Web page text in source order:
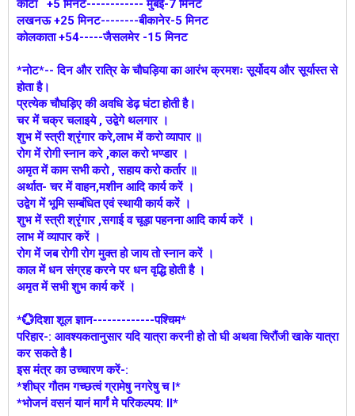
कोटा +5 मिनट------------ मुंबई-7 मिनट
लखनऊ +25 मिनट--------बीकानेर-5 मिनट
कोलकाता +54-----जैसलमेर -15 मिनट
*नोट*-- दिन और रात्रि के चौघड़िया का आरंभ क्रमशः सूर्योदय और सूर्यास्त से
होता है।
प्रत्येक चौघड़िए की अवधि डेढ़ घंटा होती है।
चर में चक्र चलाइये , उद्वेगे थलगार ।
शुभ में स्त्री श्रृंगार करे,लाभ में करो व्यापार ॥
रोग में रोगी स्नान करे ,काल करो भण्डार ।
अमृत में काम सभी करो , सहाय करो कर्तार ॥
अर्थात- चर में वाहन,मशीन आदि कार्य करें ।
उद्वेग में भूमि सम्बंधित एवं स्थायी कार्य करें ।
शुभ में स्त्री श्रृंगार ,सगाई व चूड़ा पहनना आदि कार्य करें ।
लाभ में व्यापार करें ।
रोग में जब रोगी रोग मुक्त हो जाय तो स्नान करें ।
काल में धन संग्रह करने पर धन वृद्धि होती है ।
अमृत में सभी शुभ कार्य करें ।
*💮दिशा शूल ज्ञान-------------पश्चिम*
परिहार-: आवश्यकतानुसार यदि यात्रा करनी हो तो घी अथवा चिरौंजी खाके यात्रा
कर सकते है l
इस मंत्र का उच्चारण करें-:
*शीघ्र गौतम गच्छत्वं ग्रामेषु नगरेषु च l*
*भोजनं वसनं यानं मार्गं मे परिकल्पय: ll*